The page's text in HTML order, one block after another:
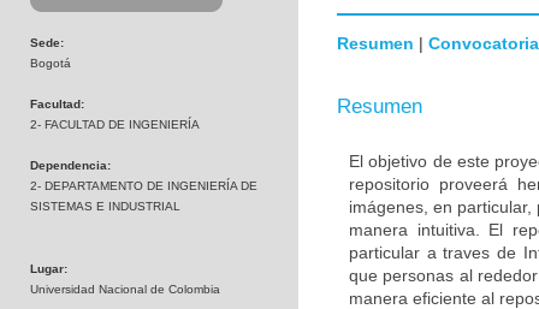
Sede:
Bogotá
Facultad:
2- FACULTAD DE INGENIERÍA
Dependencia:
2- DEPARTAMENTO DE INGENIERÍA DE
SISTEMAS E INDUSTRIAL
Lugar:
Universidad Nacional de Colombia
Resumen | Convocatoria
Resumen
El objetivo de este
repositorio proveerá
imágenes, en
manera intuitiva. El
particular a traves de
que personas al
manera eficiente al